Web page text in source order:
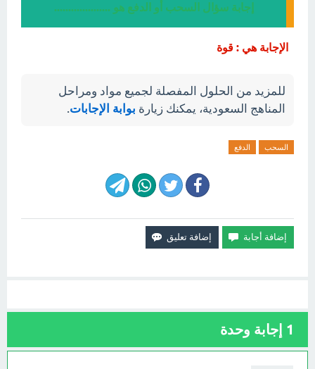
إجابة سؤال السحب أو الدفع هو ....................
الإجابة هي : قوة
للمزيد من الحلول المفصلة لجميع مواد ومراحل
المناهج السعودية، يمكنك زيارة بوابة الإجابات.
السحب الدفع
1 إجابة وحدة